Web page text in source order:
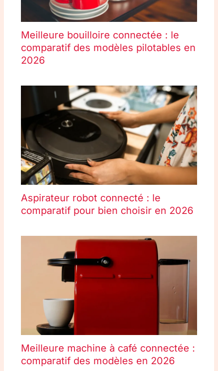
Meilleure bouilloire connectée : le
comparatif des modèles pilotables en
2026
Aspirateur robot connecté : le
comparatif pour bien choisir en 2026
Meilleure machine à café connectée :
comparatif des modèles en 2026